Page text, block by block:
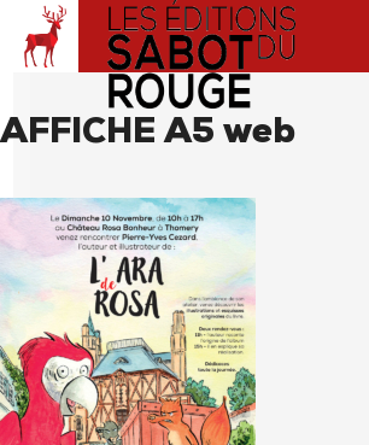
AFFICHE A5 web